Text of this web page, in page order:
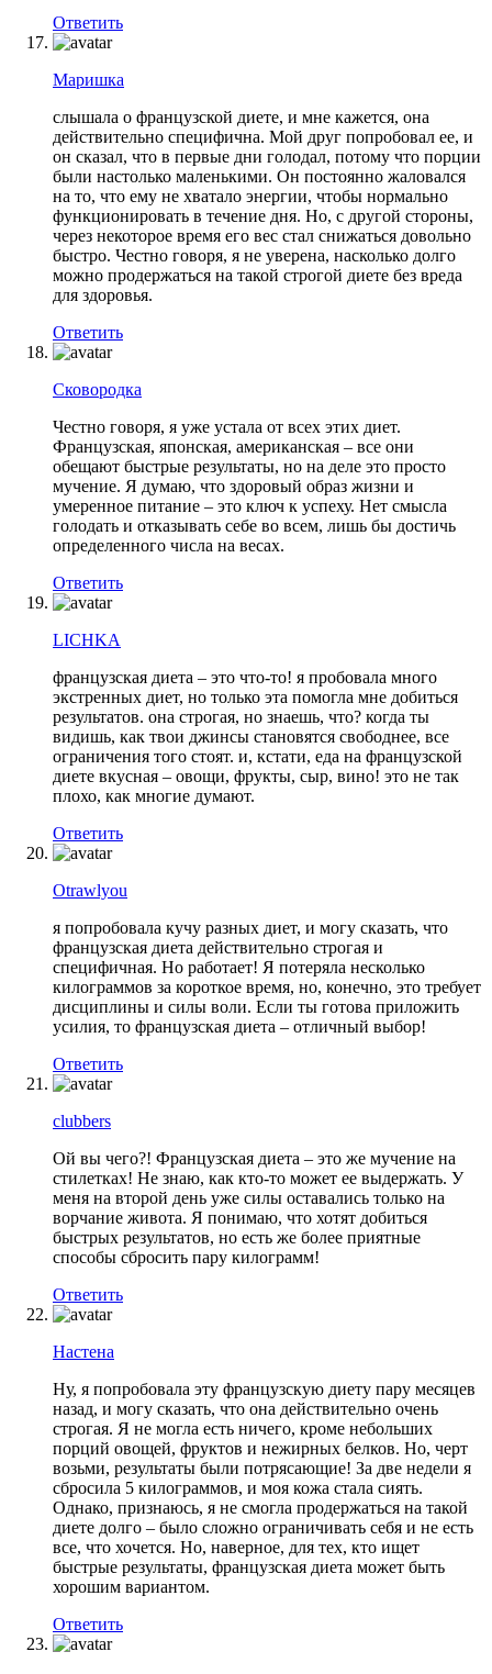
Ответить
Маришка
слышала о французской диете, и мне кажется, она
действительно специфична. Мой друг попробовал ее, и
он сказал, что в первые дни голодал, потому что порции
были настолько маленькими. Он постоянно жаловался
на то, что ему не хватало энергии, чтобы нормально
функционировать в течение дня. Но, с другой стороны,
через некоторое время его вес стал снижаться довольно
быстро. Честно говоря, я не уверена, насколько долго
можно продержаться на такой строгой диете без вреда
для здоровья.
Ответить
Сковородка
Честно говоря, я уже устала от всех этих диет.
Французская, японская, американская – все они
обещают быстрые результаты, но на деле это просто
мучение. Я думаю, что здоровый образ жизни и
умеренное питание – это ключ к успеху. Нет смысла
голодать и отказывать себе во всем, лишь бы достичь
определенного числа на весах.
Ответить
LICHKA
французская диета – это что-то! я пробовала много
экстренных диет, но только эта помогла мне добиться
результатов. она строгая, но знаешь, что? когда ты
видишь, как твои джинсы становятся свободнее, все
ограничения того стоят. и, кстати, еда на французской
диете вкусная – овощи, фрукты, сыр, вино! это не так
плохо, как многие думают.
Ответить
Otrawlyou
я попробовала кучу разных диет, и могу сказать, что
французская диета действительно строгая и
специфичная. Но работает! Я потеряла несколько
килограммов за короткое время, но, конечно, это требует
дисциплины и силы воли. Если ты готова приложить
усилия, то французская диета – отличный выбор!
Ответить
clubbers
Ой вы чего?! Французская диета – это же мучение на
стилетках! Не знаю, как кто-то может ее выдержать. У
меня на второй день уже силы оставались только на
ворчание живота. Я понимаю, что хотят добиться
быстрых результатов, но есть же более приятные
способы сбросить пару килограмм!
Ответить
Настена
Ну, я попробовала эту французскую диету пару месяцев
назад, и могу сказать, что она действительно очень
строгая. Я не могла есть ничего, кроме небольших
порций овощей, фруктов и нежирных белков. Но, черт
возьми, результаты были потрясающие! За две недели я
сбросила 5 килограммов, и моя кожа стала сиять.
Однако, признаюсь, я не смогла продержаться на такой
диете долго – было сложно ограничивать себя и не есть
все, что хочется. Но, наверное, для тех, кто ищет
быстрые результаты, французская диета может быть
хорошим вариантом.
Ответить